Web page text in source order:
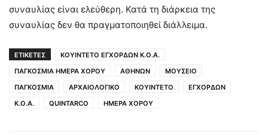
συναυλίας είναι ελεύθερη. Κατά τη διάρκεια της
συναυλίας δεν θα πραγματοποιηθεί διάλλειμα.
ΕΤΙΚΕΤΕΣ
ΚΟΥΙΝΤΕΤΟ ΕΓΧΟΡΔΩΝ Κ.Ο.Α.
ΠΑΓΚΟΣΜΙΑ ΗΜΕΡΑ ΧΟΡΟΥ
ΑΘΗΝΩΝ
ΜΟΥΣΕΙΟ
ΠΑΓΚΟΣΜΙΑ
ΑΡΧΑΙΟΛΟΓΙΚΟ ΚΟΥΙΝΤΕΤΟ
ΕΓΧΟΡΔΩΝ
Κ.Ο.Α.
QUINTARCO ΗΜΕΡΑ ΧΟΡΟΥ